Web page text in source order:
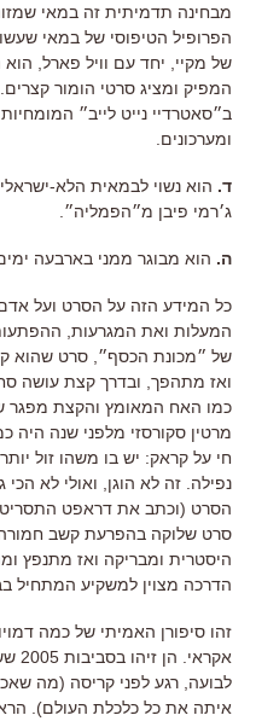
מבחינה תדמיתית זה במאי
הפרופיל הטיפוסי של במאי
המפיק ומציג סרטי הומור
ב״סאטרדיי נייט לייב״
ומערכונים.
ד. הוא נשוי לבמאית הלא-
ג׳רמי פיבן מ״הפמליה״.
ה. הוא מבוגר ממני בארבעה
כל המידע הזה על הסרט ועל
המעלות ואת המגרעות,
של ״מכונת הכסף״, סרט שהוא
ואז מתהפך, ובדרך קצת עושה
כמו האח המאומץ והקצת מפגר
מרטין סקורסזי מלפני שנה היה
חי על קראק: יש בו משהו זול
נפילה. זה לא הוגן, ואולי לא
הסרט (וכתב את דראפט התסריט
סרט שלוקה בהפרעת קשב
היסטרית ומבריקה ואז מתנפץ
הדרכה מצוין למשקיע המתחיל
זהו סיפורן האמיתי של כמה
איתה את כל כלכלת העולם).